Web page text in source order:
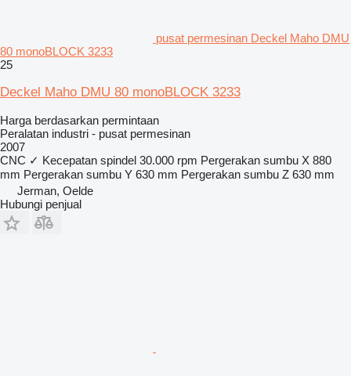
pusat permesinan Deckel Maho DMU
80 monoBLOCK 3233
25
Deckel Maho DMU 80 monoBLOCK 3233
Harga berdasarkan permintaan
Peralatan industri - pusat permesinan
2007
CNC ✓ Kecepatan spindel 30.000 rpm Pergerakan sumbu X 880
mm Pergerakan sumbu Y 630 mm Pergerakan sumbu Z 630 mm
Jerman, Oelde
Hubungi penjual